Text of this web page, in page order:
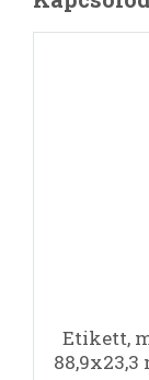
Etikett,
88,9x23,3